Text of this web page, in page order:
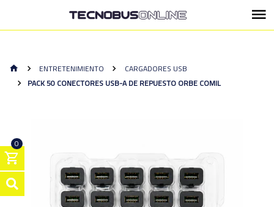
0
ENTRETENIMIENTO
CARGADORES USB
PACK 50 CONECTORES USB-A DE REPUESTO ORBE COMIL